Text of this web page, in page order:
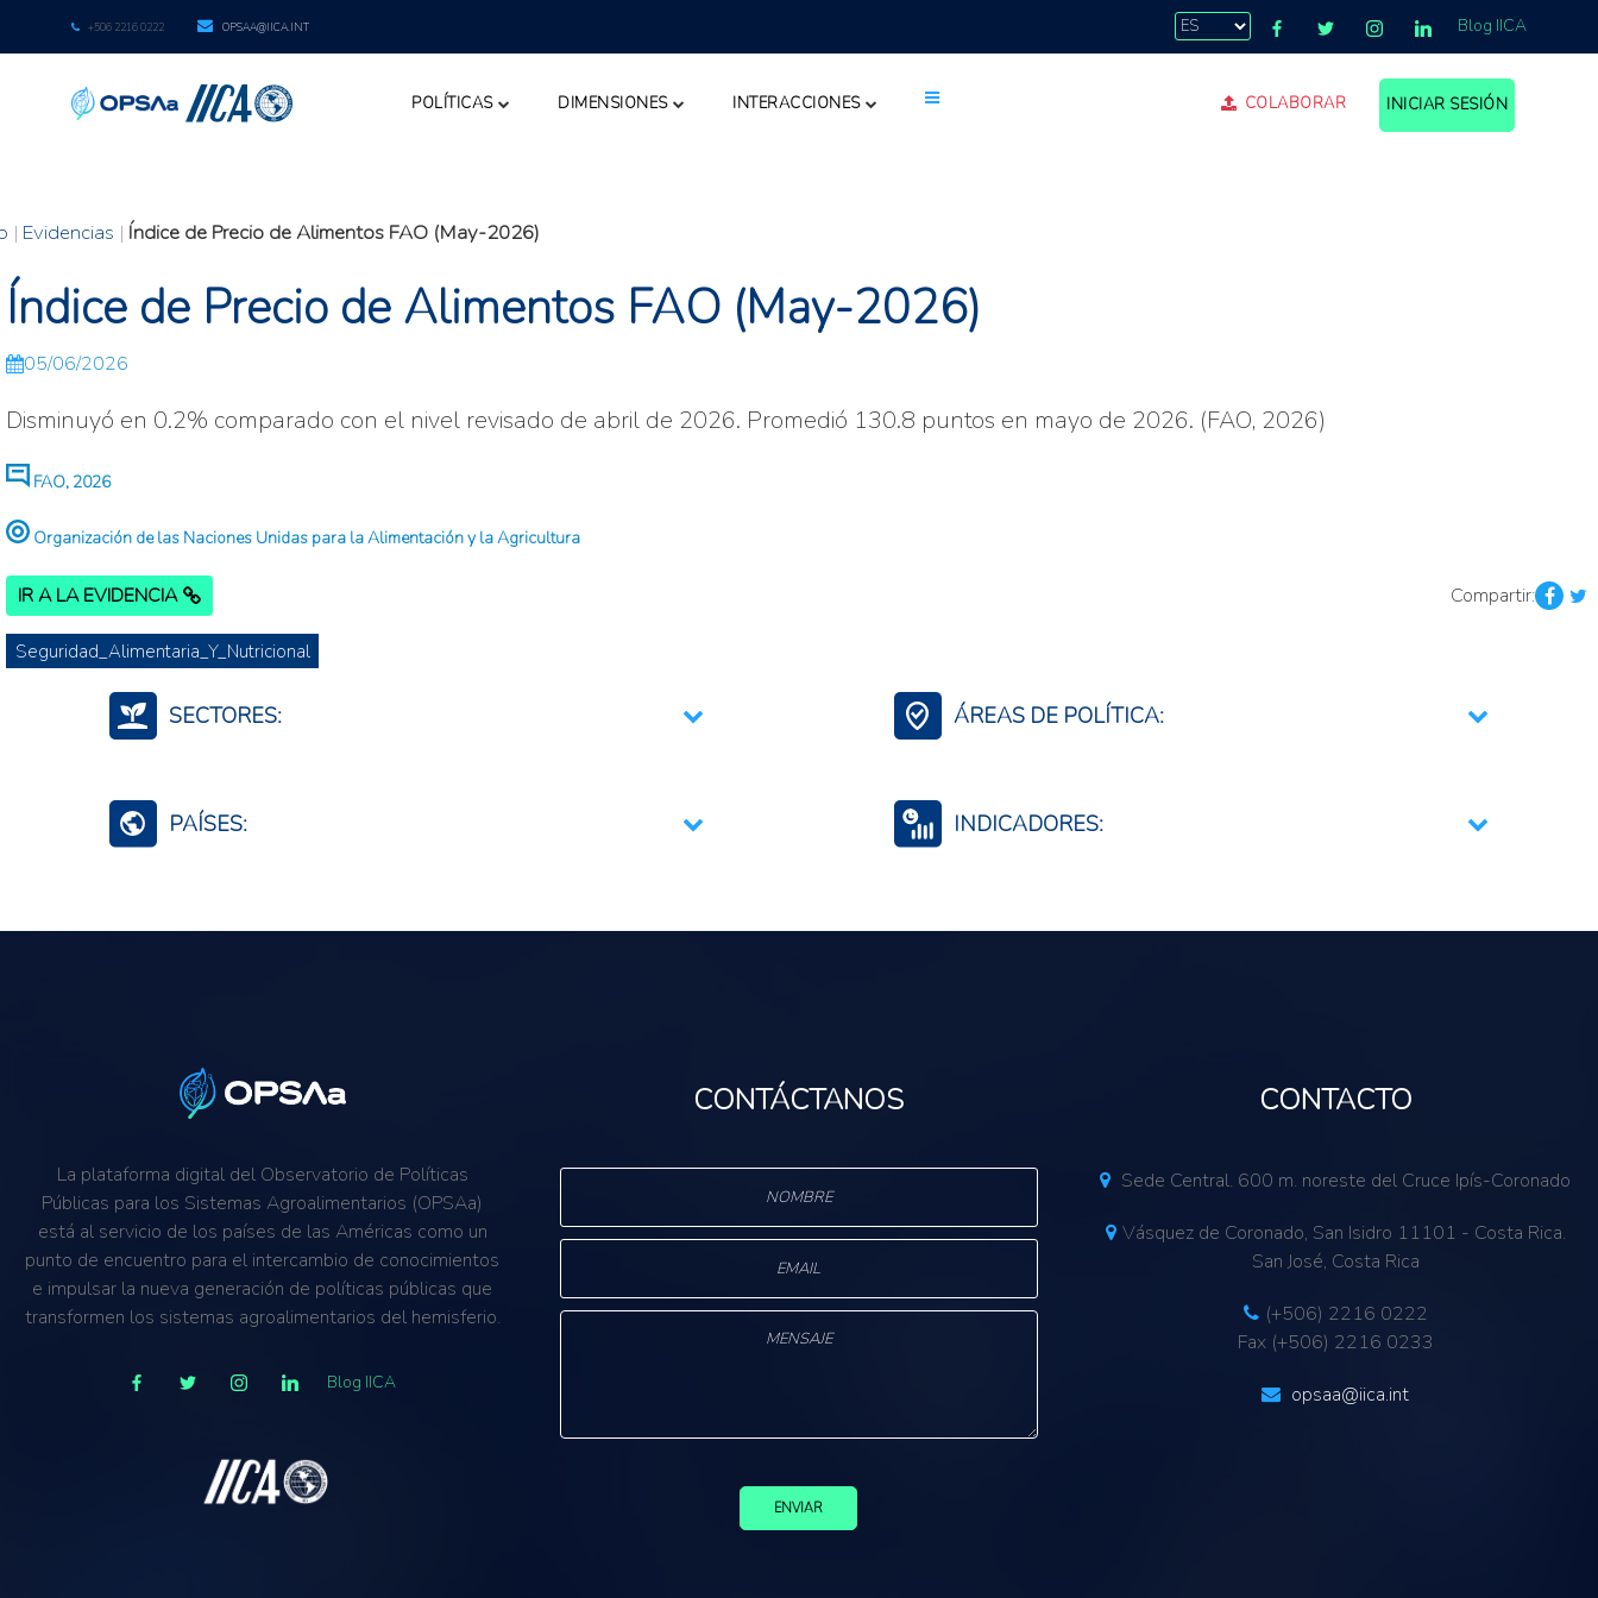
+506 2216 0222 OPSAA@IICA.INT Blog IICA
POLÍTICAS DIMENSIONES INTERACCIONES COLABORAR INICIAR SESIÓN
| Evidencias | Índice de Precio de Alimentos FAO (May-2026)
Índice de Precio de Alimentos FAO (May-2026)
05/06/2026
Disminuyó en 0.2% comparado con el nivel revisado de abril de 2026. Promedió 130.8 puntos en mayo de 2026. (FAO, 2026)
FAO, 2026
Organización de las Naciones Unidas para la Alimentación y la Agricultura
IR A LA EVIDENCIA Compartir:
Seguridad_Alimentaria_Y_Nutricional
SECTORES: ÁREAS DE POLÍTICA:
PAÍSES: INDICADORES:
La plataforma digital del Observatorio de Políticas
Públicas para los Sistemas Agroalimentarios (OPSAa)
está al servicio de los países de las Américas como un
punto de encuentro para el intercambio de conocimientos
e impulsar la nueva generación de políticas públicas que
transformen los sistemas agroalimentarios del hemisferio.
Blog IICA
CONTÁCTANOS
ENVIAR
CONTACTO
Sede Central. 600 m. noreste del Cruce Ipís-Coronado
Vásquez de Coronado, San Isidro 11101 - Costa Rica.
San José, Costa Rica
(+506) 2216 0222
Fax (+506) 2216 0233
opsaa@iica.int